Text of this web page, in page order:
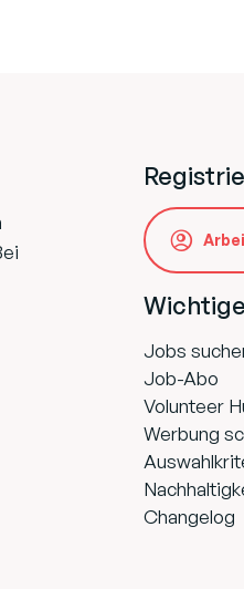
Jobs
Job-Abo
Volunteer
Werbung
Changelog